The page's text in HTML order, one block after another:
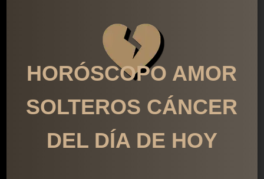
HORÓSCOPO AMOR
SOLTEROS CÁNCER
DEL DÍA DE HOY